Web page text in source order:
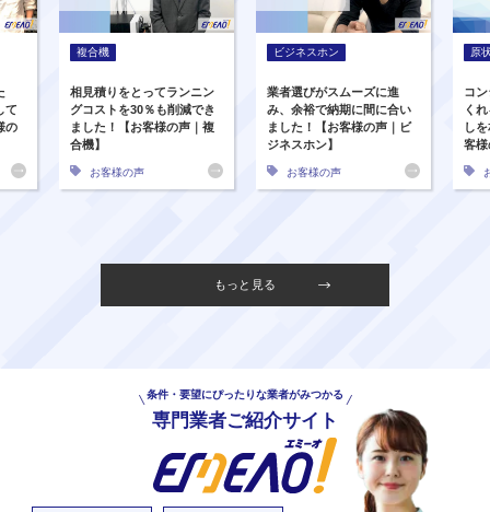
て
の
複合機
相見積りをとってランニン
グコストを30％も削減でき
ました！【お客様の声｜複
合機】
お客様の声
ビジネスホン
業者選びがスムーズに進
み、余裕で納期に間に合い
ました！【お客様の声｜ビ
ジネスホン】
お客様の声
原
コ
く
し
客
もっと見る
条件・要望にぴったりな業者がみつかる
専門業者ご紹介サイト